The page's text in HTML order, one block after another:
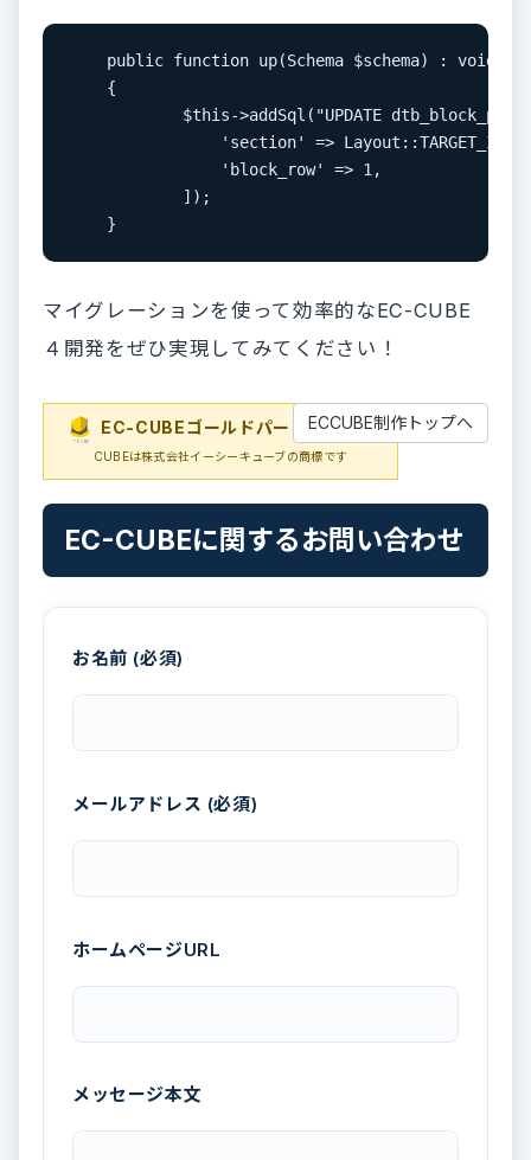
    public function up(Schema $schema) : void
    {
    }
マイグレーションを使って効率的なEC-CUBE
４開発をぜひ実現してみてください！
EC-CUBEゴールドパートナーEC-
CUBEは株式会社イーシーキューブの商標です
ECCUBE制作トップへ
EC-CUBEに関するお問い合わせ
お名前 (必須)
メールアドレス (必須)
ホームページURL
メッセージ本文